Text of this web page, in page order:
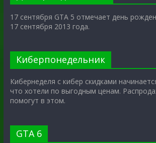
17 сентября GTA 5 отмечает день
17 сентября 2013 года.
Киберпонедельник
Кибернеделя с кибер скидками
что хотели по выгодным ценам.
помогут в этом.
GTA 6